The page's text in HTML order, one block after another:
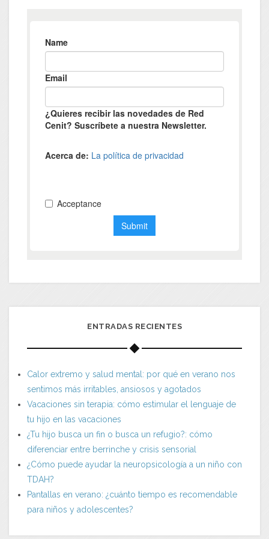
ENTRADAS RECIENTES
Calor extremo y salud mental: por qué en verano nos
sentimos más irritables, ansiosos y agotados
Vacaciones sin terapia: cómo estimular el lenguaje de
tu hijo en las vacaciones
¿Tu hijo busca un fin o busca un refugio?: cómo
diferenciar entre berrinche y crisis sensorial
¿Cómo puede ayudar la neuropsicología a un niño con
TDAH?
Pantallas en verano: ¿cuánto tiempo es recomendable
para niños y adolescentes?